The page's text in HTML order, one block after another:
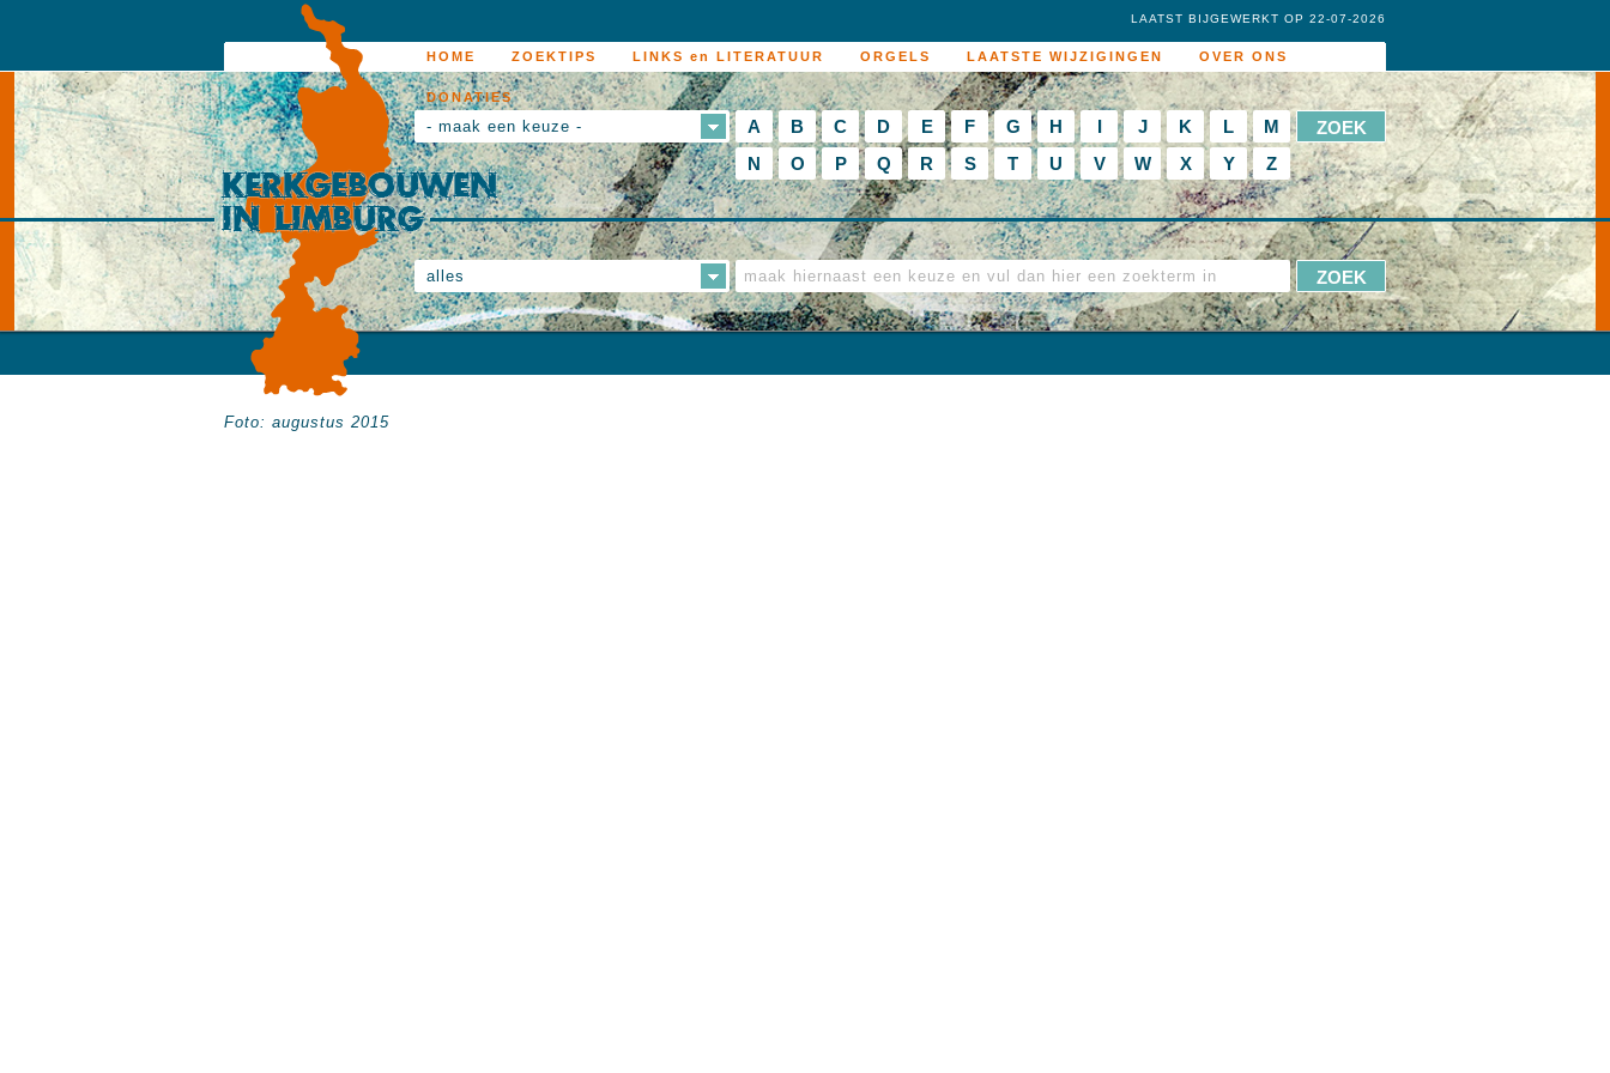
HOME ZOEKTIPS LINKS en LITERATUUR ORGELS LAATSTE WIJZIGINGEN OVER ONS
DONATIES
LAATST BIJGEWERKT OP 22-07-2026
- maak een keuze - A B C D E F G H I J K L
M
N
O P Q R S T U V W X Y Z
alles
Foto: augustus 2015